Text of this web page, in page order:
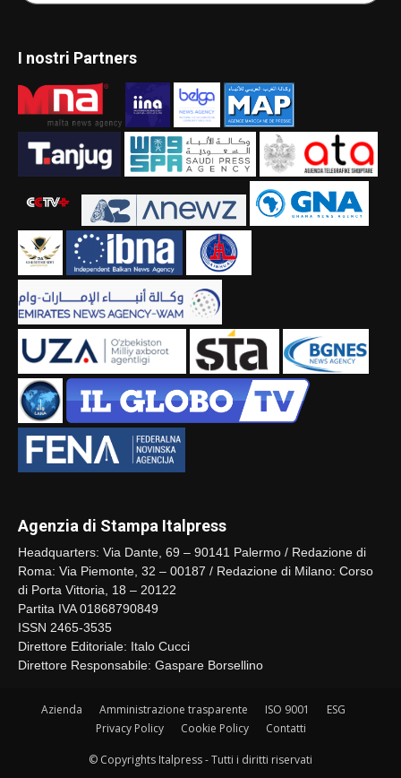
I nostri Partners
Agenzia di Stampa Italpress
Headquarters: Via Dante, 69 – 90141 Palermo / Redazione di
Roma: Via Piemonte, 32 – 00187 / Redazione di Milano: Corso
di Porta Vittoria, 18 – 20122
Partita IVA 01868790849
ISSN 2465-3535
Direttore Editoriale: Italo Cucci
Direttore Responsabile: Gaspare Borsellino
Azienda Amministrazione trasparente ISO 9001
ESG
Privacy Policy
Cookie Policy Contatti
© Copyrights Italpress - Tutti i diritti riservati